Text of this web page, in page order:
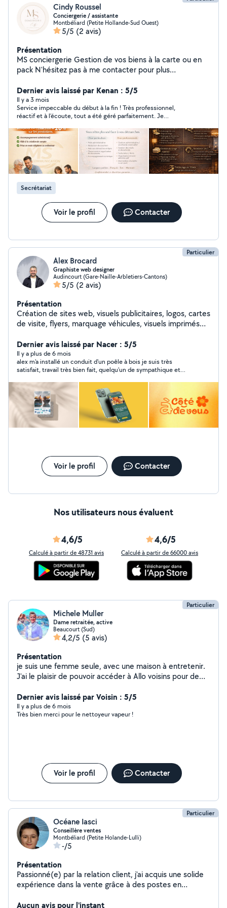
Cindy Roussel
Conciergerie / assistante
Montbéliard (Petite Hollande-Sud Ouest)
5/5 (2 avis)
Présentation
MS conciergerie Gestion de vos biens à la carte ou en
pack N'hésitez pas à me contacter pour plus
administrative & numérique à domicile Vous êtes
débordé(e) par vos démarches administratives ou
perdu(e) avec internet ? Je vous accompagne
simplement dans toutes vos démarches du quotidien :
Papiers administratifs (CAF, impôts, retraite) Aide
informatique et internet Organisation de vos documents
Service local, humain et à l'écoute Secteur Montbéliard /
Belfort Premier contact gratuit et sans engagement
Dernier avis laissé par Kenan : 5/5
Il y a 3 mois
Service impeccable du début à la fin ! Très professionnel,
réactif et à l’écoute, tout a été géré parfaitement. Je
confiance les yeux fermés.
Secrétariat
Voir le profil Contacter
Particulier
Alex Brocard
Graphiste web designer
Audincourt (Gare-Naille-Arbletiers-Cantons)
5/5 (2 avis)
Présentation
Création de sites web, visuels publicitaires, logos, cartes
de visite, flyers, marquage véhicules, visuels imprimés
Dernier avis laissé par Nacer : 5/5
Il y a plus de 6 mois
alex m'a installé un conduit d'un poêle à bois je suis très
satisfait, travail très bien fait, quelqu'un de sympathique et
Voir le profil Contacter
Nos utilisateurs nous évaluent
4,6/5
Calculé à partir de 48731 avis
4,6/5
Calculé à partir de 66000 avis
Particulier
Michele Muller
Dame retraitée, active
Beaucourt (Sud)
4,2/5 (5 avis)
Présentation
je suis une femme seule, avec une maison à entretenir.
J'ai le plaisir de pouvoir accéder à Allo voisins pour de
demandes et proposent aussi mes services. j'aime
bricoler et jardiner.
Dernier avis laissé par Voisin : 5/5
Il y a plus de 6 mois
Très bien merci pour le nettoyeur vapeur !
Voir le profil Contacter
Particulier
Océane Iasci
Conseillère ventes
Montbéliard (Petite Holande-Lulli)
-/5
Présentation
Passionné(e) par la relation client, j'ai acquis une solide
expérience dans la vente grâce à des postes en
fromagerie et motoculture. Actuellement
Aucun avis pour l'instant